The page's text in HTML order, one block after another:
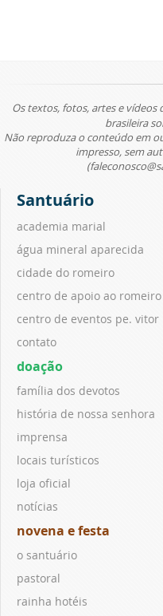
Os textos, fotos, artes e vídeos
brasileira
Não reproduza o conteúdo em
impresso, sem
Santuário
academia marial
água mineral aparecida
cidade do romeiro
centro de apoio ao romeiro
centro de eventos pe. vitor
contato
doação
família dos devotos
história de nossa senhora
imprensa
locais turísticos
loja oficial
notícias
novena e festa
o santuário
pastoral
rainha hotéis